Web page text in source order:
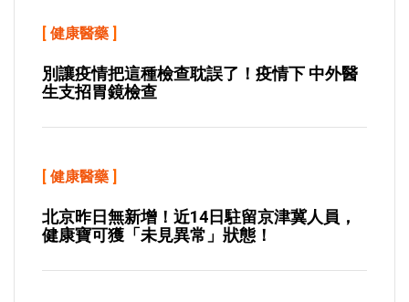
[ 健康醫藥 ]
別讓疫情把這種檢查耽誤了！疫情下 中外醫
生支招胃鏡檢查
[ 健康醫藥 ]
北京昨日無新增！近14日駐留京津冀人員，
健康寶可獲「未見異常」狀態！